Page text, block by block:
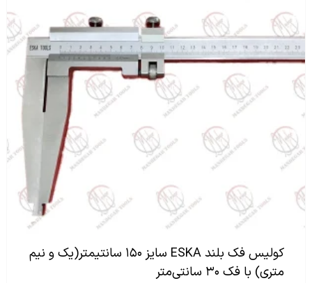
کولیس فک بلند ESKA سایز ۱۵۰ سانتیمتر(یک و نیم
متری) با فک ۳۰ سانتی‌متر